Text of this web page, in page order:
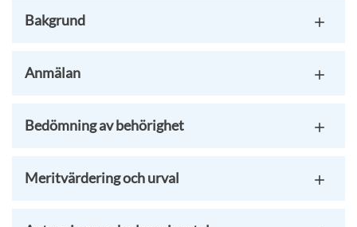
Bakgrund
Anmälan
Bedömning av behörighet
Meritvärdering och urval